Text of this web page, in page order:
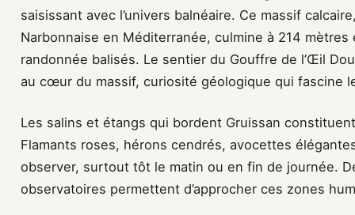
saisissant avec l’univers balnéaire. Ce massif
Narbonnaise en Méditerranée, culmine à 214
randonnée balisés. Le sentier du Gouffre de l’Œil
au cœur du massif, curiosité géologique qui fascine
Les salins et étangs qui bordent Gruissan
Flamants roses, hérons cendrés, avocettes
observer, surtout tôt le matin ou en fin de journée.
observatoires permettent d’approcher ces zones